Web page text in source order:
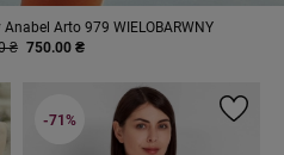
Arto 979 WIELOBARWNY
₴ 750.00 ₴
-71%